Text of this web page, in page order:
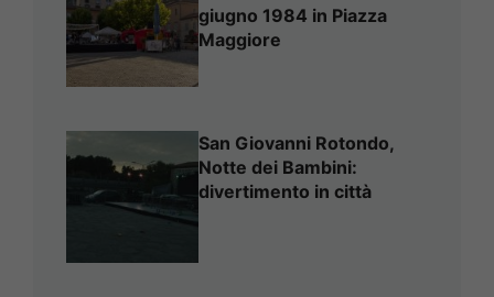
giugno 1984 in Piazza
Maggiore
San Giovanni Rotondo,
Notte dei Bambini:
divertimento in città